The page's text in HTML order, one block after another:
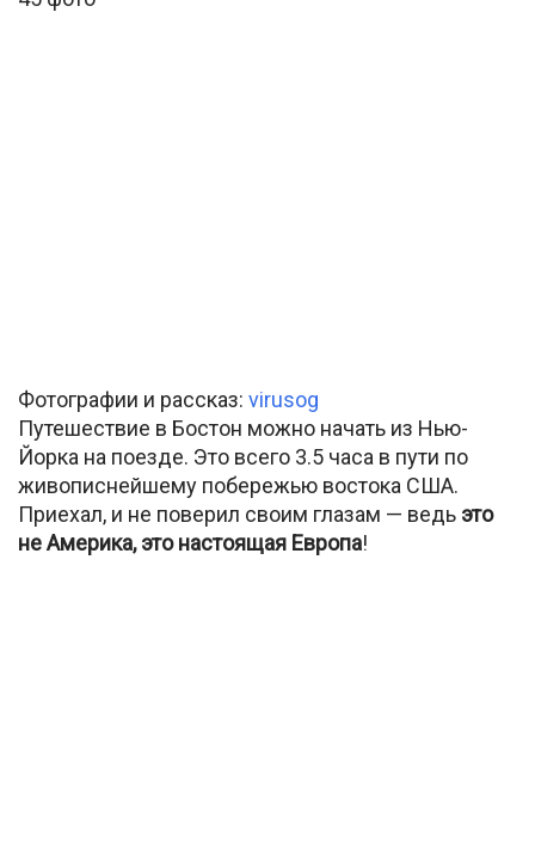
Фотографии и рассказ: virusog
Путешествие в Бостон можно начать из Нью-
Йорка на поезде. Это всего 3.5 часа в пути по
живописнейшему побережью востока США.
Приехал, и не поверил своим глазам — ведь это
не Америка, это настоящая Европа!